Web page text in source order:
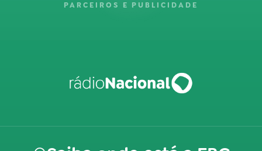
PARCEIROS E PUBLICIDADE